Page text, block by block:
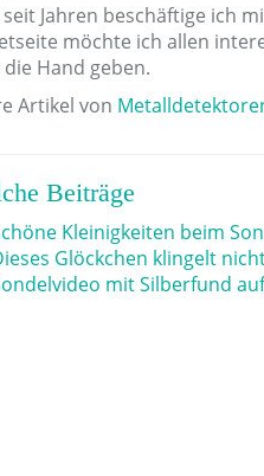
seit Jahren beschäftige ich
möchte ich allen
Hand geben.
Artikel von
Beiträge
Kleinigkeiten beim
Glöckchen klingelt
mit Silberfund